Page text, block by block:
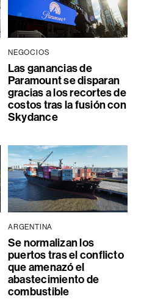
NEGOCIOS
Las ganancias de
Paramount se disparan
gracias a los recortes de
costos tras la fusión con
Skydance
ARGENTINA
Se normalizan los
puertos tras el conflicto
que amenazó el
abastecimiento de
combustible